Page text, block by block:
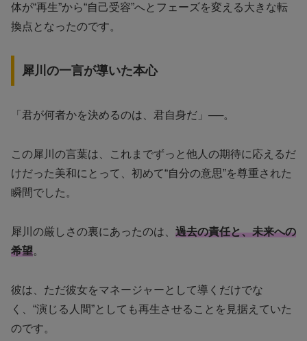
体が“再生”から“自己受容”へとフェーズを変える大きな転
換点となったのです。
犀川の一言が導いた本心
「君が何者かを決めるのは、君自身だ」──。
この犀川の言葉は、これまでずっと他人の期待に応えるだ
けだった美和にとって、初めて“自分の意思”を尊重された
瞬間でした。
犀川の厳しさの裏にあったのは、 過去の責任と、未来への
希望。
彼は、ただ彼女をマネージャーとして導くだけでな
く、“演じる人間”としても再生させることを見据えていた
のです。